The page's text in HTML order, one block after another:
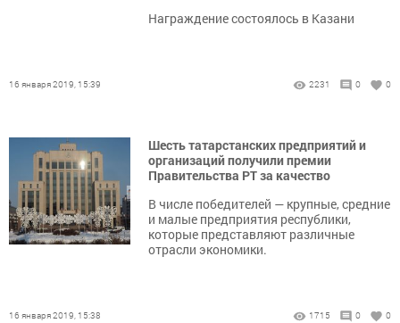
Награждение состоялось в Казани
16 января 2019, 15:39 2231 0 0
Шесть татарстанских предприятий и
организаций получили премии
Правительства РТ за качество
В числе победителей — крупные, средние
и малые предприятия республики,
которые представляют различные
отрасли экономики.
16 января 2019, 15:38 1715 0 0